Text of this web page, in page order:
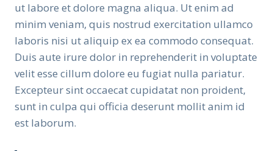
ut labore et dolore magna aliqua. Ut enim ad
minim veniam, quis nostrud exercitation ullamco
laboris nisi ut aliquip ex ea commodo consequat.
Duis aute irure dolor in reprehenderit in voluptate
velit esse cillum dolore eu fugiat nulla pariatur.
Excepteur sint occaecat cupidatat non proident,
sunt in culpa qui officia deserunt mollit anim id
est laborum.